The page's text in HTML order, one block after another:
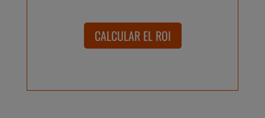
CALCULAR EL ROI